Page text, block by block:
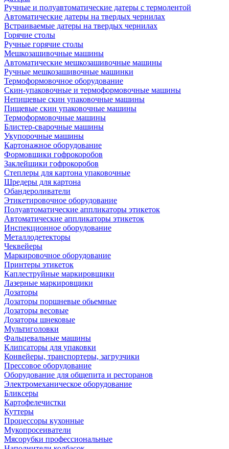
Ручные и полуавтоматические датеры с термолентой
Автоматические датеры на твердых чернилах
Встраиваемые датеры на твердых чернилах
Горячие столы
Ручные горячие столы
Мешкозашивочные машины
Автоматические мешкозашивочные машины
Ручные мешкозашивочные машинки
Термоформовочное оборудование
Скин-упаковочные и термоформовочные машины
Непищевые скин упаковочные машины
Пищевые скин упаковочные машины
Термоформовочные машины
Блистер-сварочные машины
Укупорочные машины
Картонажное оборудование
Формовщики гофрокоробов
Заклейщики гофрокоробов
Степлеры для картона упаковочные
Шредеры для картона
Обандероливатели
Этикетировочное оборудование
Полуавтоматические аппликаторы этикеток
Автоматические аппликаторы этикеток
Инспекционное оборудование
Металлодетекторы
Чеквейеры
Маркировочное оборудование
Принтеры этикеток
Каплеструйные маркировщики
Лазерные маркировщики
Дозаторы
Дозаторы поршневые обьемные
Дозаторы весовые
Дозаторы шнековые
Мультиголовки
Фальцевальные машины
Клипсаторы для упаковки
Конвейеры, транспортеры, загрузчики
Прессовое оборудование
Оборудование для общепита и ресторанов
Электромеханическое оборудование
Бликсеры
Картофелечистки
Куттеры
Процессоры кухонные
Мукопросеиватели
Мясорубки профессиональные